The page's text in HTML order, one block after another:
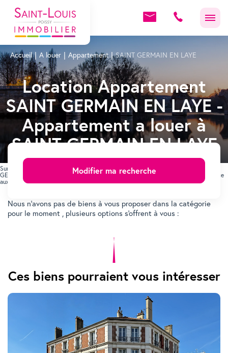
Accueil A louer Appartement SAINT GERMAIN EN LAYE
Modifier ma recherche
Location Appartement
SAINT GERMAIN EN LAYE -
Appartement a louer à
SAINT GERMAIN EN LAYE
Sur notre site consultez les annonces immobilière de Appartement à louer SAINT
GERMAIN EN LAYE. Trouvez votre Appartement sur SAINT GERMAIN EN LAYE grâce
aux annonces immobilières de SAINT-LOUIS POISSY IMMOBILIER.
Immobilier SAINT GERMAIN EN LAYE
Nous n'avons pas de biens à vous proposer dans la catégorie
pour le moment , plusieurs options s'offrent à vous :
Ces biens pourraient vous intéresser